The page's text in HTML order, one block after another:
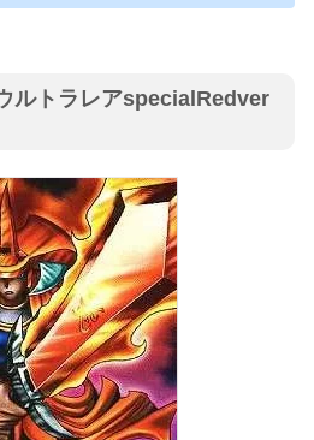
ルトラレアspecialRedver